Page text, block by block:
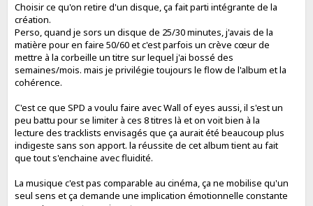
Choisir ce qu'on retire d'un disque, ça fait parti intégrante de la
création.
Perso, quand je sors un disque de 25/30 minutes, j'avais de la
matière pour en faire 50/60 et c'est parfois un crève cœur de
mettre à la corbeille un titre sur lequel j'ai bossé des
semaines/mois. mais je privilégie toujours le flow de l'album et la
cohérence.
C'est ce que SPD a voulu faire avec Wall of eyes aussi, il s'est un
peu battu pour se limiter à ces 8 titres là et on voit bien à la
lecture des tracklists envisagés que ça aurait été beaucoup plus
indigeste sans son apport. la réussite de cet album tient au fait
que tout s'enchaine avec fluidité.
La musique c'est pas comparable au cinéma, ça ne mobilise qu'un
seul sens et ça demande une implication émotionnelle constante